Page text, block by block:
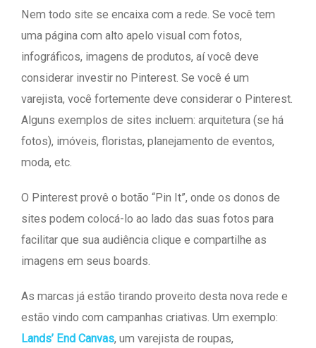
Nem todo site se encaixa com a rede. Se você tem
uma página com alto apelo visual com fotos,
infográficos, imagens de produtos, aí você deve
considerar investir no Pinterest. Se você é um
varejista, você fortemente deve considerar o Pinterest.
Alguns exemplos de sites incluem: arquitetura (se há
fotos), imóveis, floristas, planejamento de eventos,
moda, etc.
O Pinterest provê o botão “Pin It”, onde os donos de
sites podem colocá-lo ao lado das suas fotos para
facilitar que sua audiência clique e compartilhe as
imagens em seus boards.
As marcas já estão tirando proveito desta nova rede e
estão vindo com campanhas criativas. Um exemplo:
Lands’ End Canvas, um varejista de roupas,